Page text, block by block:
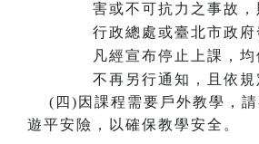
害或不可抗力之事故
行政總處或臺北市政府
凡經宣布停止上課，
不再另行通知，且依規
( 四)因課程需要戶外教學，
遊平安險，以確保教學安全。